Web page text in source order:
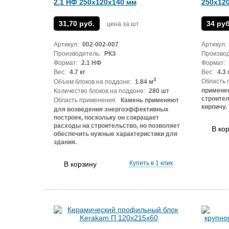
2.1 НФ 250х120х140 мм
31,70 руб. цена за шт
Артикул: 002-002-007
Производитель:
РКЗ
Формат: 2.1 НФ
Вес: 4.7 кг
Объем блоков на поддоне: 1.84 м3
Количество блоков на поддоне: 280 шт
Область применения:
Камень применяют
для возведения энергоэффективных
построек, поскольку он сокращает
расходы на строительство, но позволяет
обеспечить нужные характеристики для
здания.
В корзину Купить в 1 клик
34
Артикул:
Формат:
Вес: 4.3
Область
кирпичу.
В